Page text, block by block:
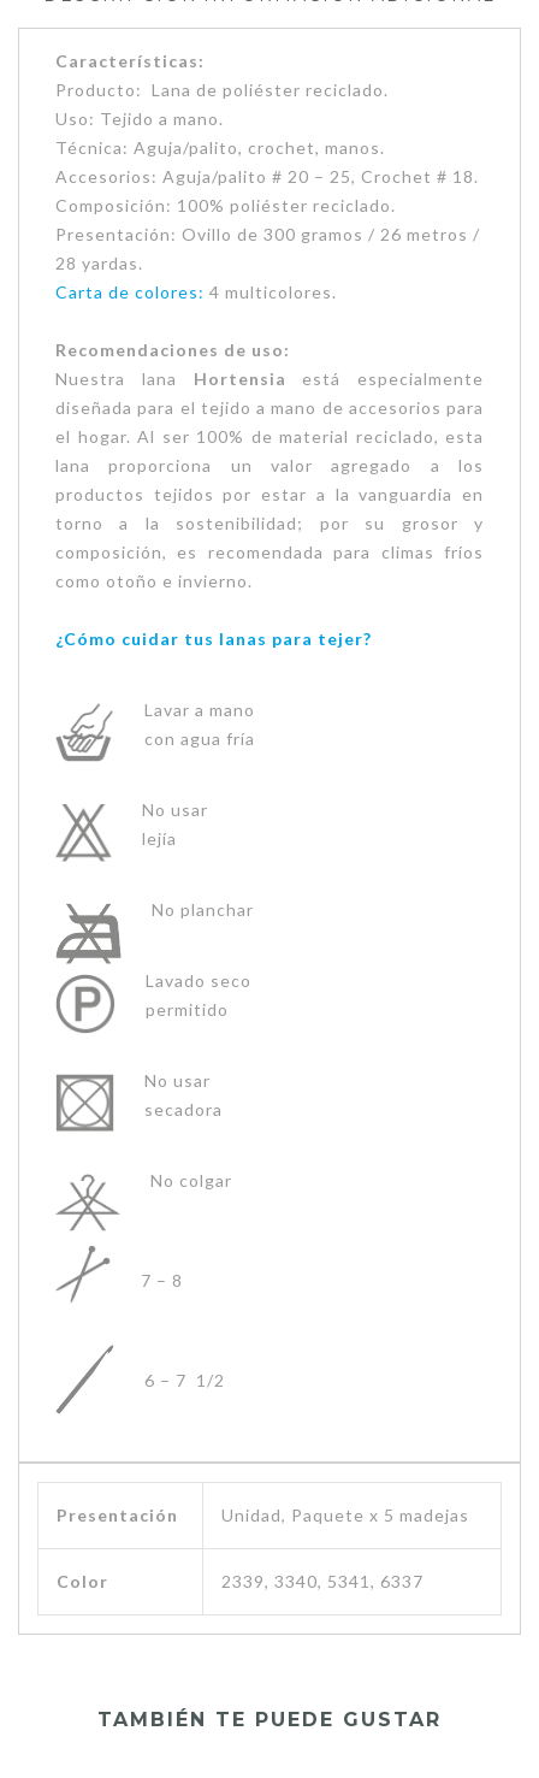
Características:
Producto: Lana de poliéster reciclado.
Uso: Tejido a mano.
Técnica: Aguja/palito, crochet, manos.
Accesorios: Aguja/palito # 20 – 25, Crochet # 18.
Composición: 100% poliéster reciclado.
Presentación: Ovillo de 300 gramos / 26 metros /
28 yardas.
Carta de colores: 4 multicolores.
Recomendaciones de uso:
Nuestra lana Hortensia está especialmente
diseñada para el tejido a mano de accesorios para
el hogar. Al ser 100% de material reciclado, esta
lana proporciona un valor agregado a los
productos tejidos por estar a la vanguardia en
torno a la sostenibilidad; por su grosor y
composición, es recomendada para climas fríos
como otoño e invierno.
¿Cómo cuidar tus lanas para tejer?
Lavar a mano
con agua fría
No usar
lejía
No planchar
Lavado seco
permitido
No usar
secadora
No colgar
7 – 8
6 – 7 1/2
Presentación Unidad, Paquete x 5 madejas
Color 2339, 3340, 5341, 6337
TAMBIÉN TE PUEDE GUSTAR